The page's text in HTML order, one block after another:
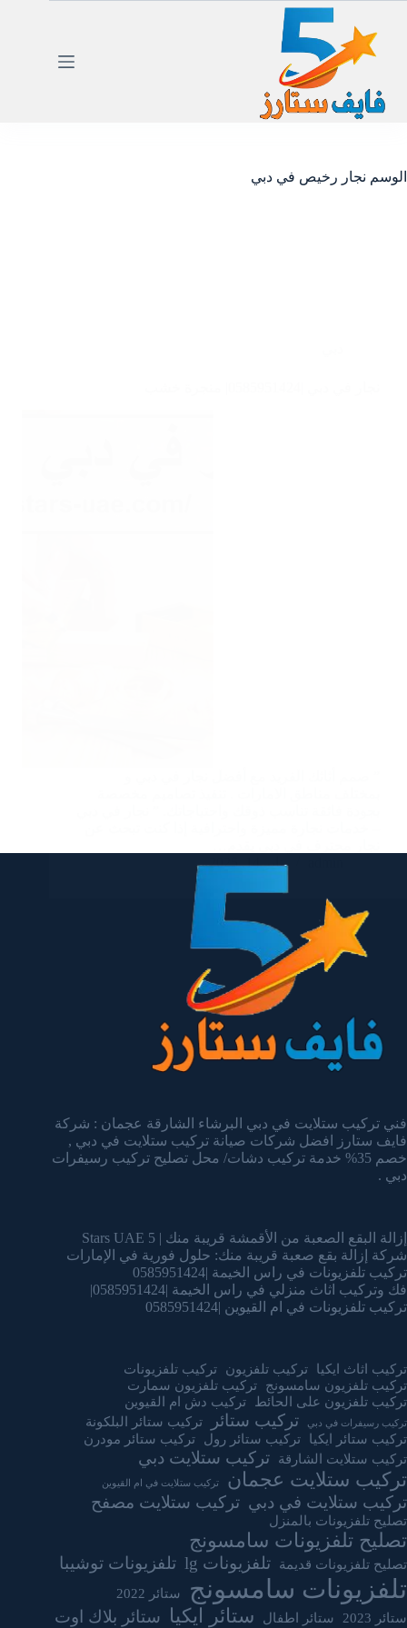
المحتوى
الوسم نجار رخيص في دبي
يناير 14, 2025
فني تركيب ستلايت في دبي البرشاء الشارقة عجمان : شركة
فايف ستارز افضل شركات صيانة تركيب ستلايت في دبي ,
خصم 35% خدمة تركيب دشات/ محل تصليح تركيب رسيفرات
دبي .
إزالة البقع الصعبة من الأقمشة قريبة منك | 5 Stars UAE
شركة إزالة بقع صعبة قريبة منك: حلول فورية في الإمارات
تركيب تلفزيونات في راس الخيمة |0585951424
فك وتركيب اثاث منزلي في راس الخيمة |0585951424|
تركيب تلفزيونات في ام القيوين |0585951424
تركيب اثاث ايكيا تركيب تلفزيون
تركيب تلفزيونات
تركيب تلفزيون سامسونج
تركيب تلفزيون سمارت
تركيب تلفزيون على الحائط
تركيب دش ام القيوين
تركيب رسيفرات في دبي تركيب ستائر
تركيب ستائر البلكونة
تركيب ستائر ايكيا
تركيب ستائر رول
تركيب ستائر مودرن
تركيب ستلايت الشارقة
تركيب ستلايت دبي
تركيب ستلايت عجمان تركيب ستلايت في ام القيوين
تركيب ستلايت في دبي تركيب ستلايت مصفح
تصليح تلفزيونات بالمنزل
تصليح تلفزيونات سامسونج
تصليح تلفزيونات قديمة تلفزيونات lg تلفزيونات توشيبا
تلفزيونات سامسونج
ستائر 2022
ستائر 2023
ستائر اطفال ستائر ايكيا ستائر بلاك اوت